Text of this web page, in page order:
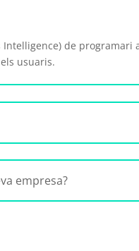
de programari
usuaris.
empresa?